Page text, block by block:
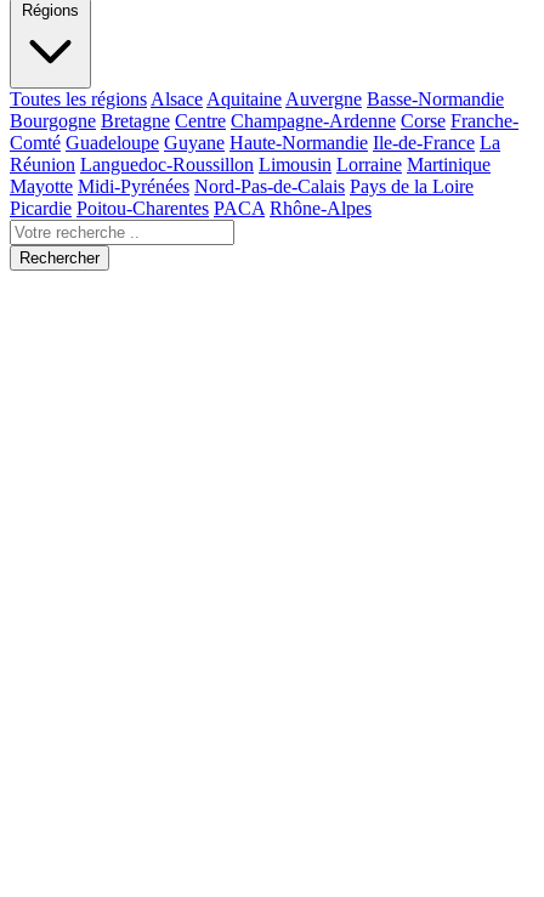
Régions
Toutes les régions Alsace Aquitaine Auvergne Basse-Normandie
Bourgogne Bretagne Centre Champagne-Ardenne Corse Franche-
Comté Guadeloupe Guyane Haute-Normandie Ile-de-France La
Réunion Languedoc-Roussillon Limousin Lorraine Martinique
Mayotte Midi-Pyrénées Nord-Pas-de-Calais Pays de la Loire
Picardie Poitou-Charentes PACA Rhône-Alpes
Rechercher